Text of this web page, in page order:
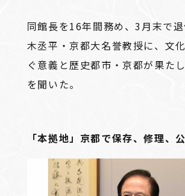
同館長を16年間務め、3月末で
木丞平・京都大名誉教授に、文
ぐ意義と歴史都市・京都が果た
を聞いた。
「本拠地」京都で保存、修理、